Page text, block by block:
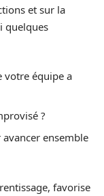
et sur la
quelques
votre équipe a
?
ensemble
favorise